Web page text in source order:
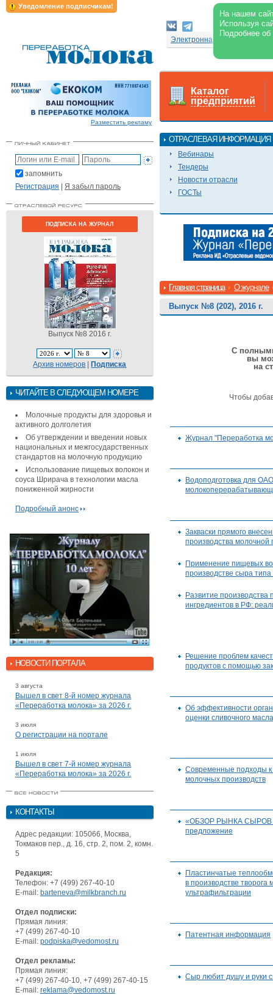
Уведомление подписчикам!
На нашем
Используя
Подробнее
Электронная версия
Разместить рекламу
запомнить
Регистрация | Я забыл пароль
ПОДПИСКА НА ЖУРНАЛ
Выпуск №8 2016 г.
Архив номеров |Подписка
ЧИТАЙТЕ В СЛЕДУЮЩЕМ НОМЕРЕ
Молочные продукты для здоровья и
активного долголетия
Об утверждении и введении новых
национальных и межгосударственных
стандартов на молочную продукцию
Использование пищевых волокон и
соуса Шрирача в технологии масла
пониженной жирности
Подробный анонс
НОВОСТИ ПОРТАЛА
3 августа
Вышел в свет 8-й номер журнала
«Переработка молока» за 2026 г.
3 июля
О регистрации на портале
1 июля
Вышел в свет 7-й номер журнала
«Переработка молока» за 2026 г.
КОНТАКТЫ
Адрес редакции: 105066, Москва,
Токмаков пер., д. 16, стр. 2, пом. 2, комн.
5
Редакция:
Телефон: +7 (499) 267-40-10
E-mail: barteneva@milkbranch.ru
Отдел подписки:
Прямая линия:
+7 (499) 267-40-10
E-mail: podpiska@vedomost.ru
Отдел рекламы:
Прямая линия:
+7 (499) 267-40-10, +7 (499) 267-40-15
E-mail: reklama@vedomost.ru
Каталог
предприятий
ОТРАСЛЕВАЯ ИНФОРМАЦИЯ
Вебинары
Тендеры
Новости отрасли
ГОСТы
Главная страница О журнале
Выпуск №8 (202), 2016 г.
С
вы
на
Чтобы
Журнал "Переработка
Водоподготовка для
Закваски прямого
производства молочной
Применение пищевых
производстве сыра
Развитие производства
ингредиентов в РФ:
Решение проблем
продуктов с помощью
Об эффективности
оценки сливочного масла
Современные подходы к
молочных производств
«ОБЗОР РЫНКА СЫРОВ
предложение
Пластинчатые
в производстве творога
ультрафильтрации
Патентная информация
Сыр любит душу и руки